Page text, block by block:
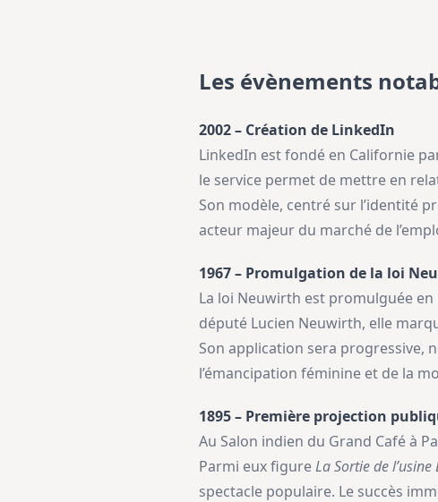
Les évènements
2002 – Création de LinkedIn
LinkedIn est fondé en Californie
le service permet de mettre en
Son modèle, centré sur l’identité
acteur majeur du marché de
1967 – Promulgation de la loi
La loi Neuwirth est promulguée
député Lucien Neuwirth, elle
Son application sera progressive,
l’émancipation féminine et de la
1895 – Première projection
Au Salon indien du Grand Café à
Parmi eux figureLa Sortie de
spectacle populaire. Le succès